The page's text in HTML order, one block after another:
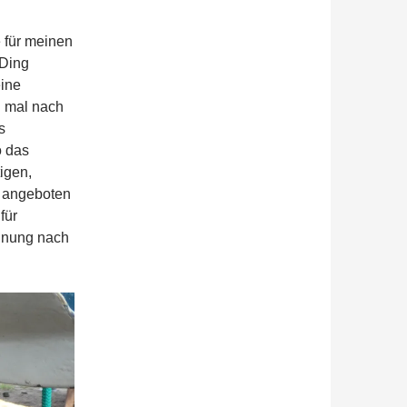
meinen
mal nach
das
nach